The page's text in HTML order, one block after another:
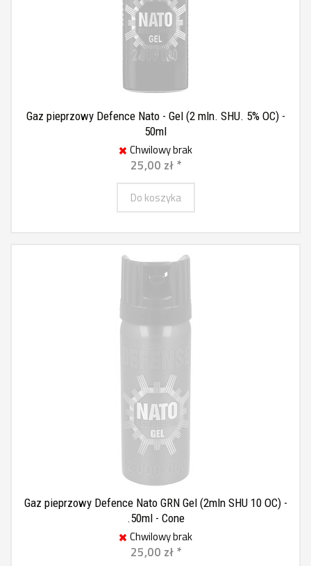
Gaz pieprzowy Defence Nato - Gel (2 mln. SHU. 5% OC) -
50ml
Chwilowy brak
25,00 zł *
Do koszyka
Gaz pieprzowy Defence Nato GRN Gel (2mln SHU 10 OC) -
.50ml - Cone
Chwilowy brak
25,00 zł *